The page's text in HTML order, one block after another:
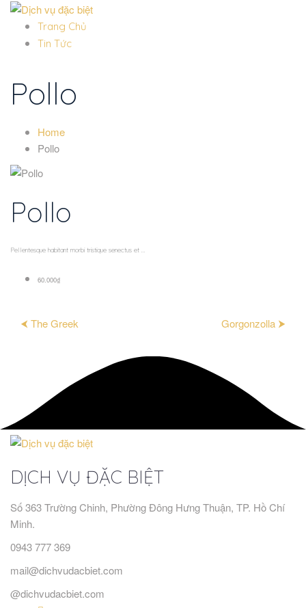
Trang Chủ
Tin Tức
Pollo
Home
Pollo
Pollo
Pellentesque habitant morbi tristique senectus et ...
60.000₫
⮜ The Greek Gorgonzolla ⮞
DỊCH VỤ ĐẶC BIỆT
Số 363 Trường Chinh, Phường Đông Hưng Thuận, TP. Hồ Chí
Minh.
0943 777 369
mail@dichvudacbiet.com
@dichvudacbiet.com